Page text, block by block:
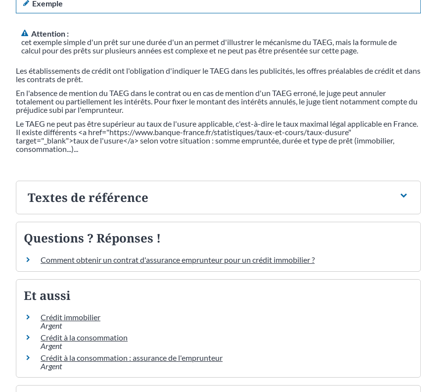
Exemple
Attention :
cet exemple simple d'un prêt sur une durée d'un an permet d'illustrer le mécanisme du TAEG, mais la formule de
calcul pour des prêts sur plusieurs années est complexe et ne peut pas être présentée sur cette page.
Les établissements de crédit ont l'obligation d'indiquer le TAEG dans les publicités, les offres préalables de crédit et dans
les contrats de prêt.
En l'absence de mention du TAEG dans le contrat ou en cas de mention d'un TAEG erroné, le juge peut annuler
totalement ou partiellement les intérêts. Pour fixer le montant des intérêts annulés, le juge tient notamment compte du
préjudice subi par l'emprunteur.
Le TAEG ne peut pas être supérieur au taux de l'usure applicable, c'est-à-dire le taux maximal légal applicable en France.
Il existe différents <a href="https://www.banque-france.fr/statistiques/taux-et-cours/taux-dusure"
target="_blank">taux de l'usure</a> selon votre situation : somme empruntée, durée et type de prêt (immobilier,
consommation...)...
Textes de référence
Questions ? Réponses !
Comment obtenir un contrat d'assurance emprunteur pour un crédit immobilier ?
Et aussi
Crédit immobilier
Argent
Crédit à la consommation
Argent
Crédit à la consommation : assurance de l'emprunteur
Argent